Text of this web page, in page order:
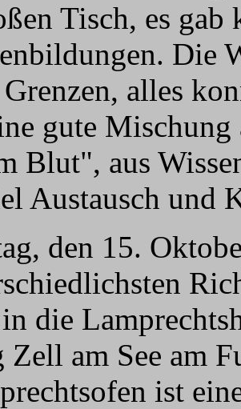
Tisch, es
Die
alles
gute
Blut", aus
Austausch und
den 15.
die
am See am
ist